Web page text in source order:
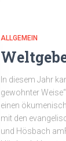
ALLGEMEIN
In diesem Jahr
gewohnter
einen
mit den
und Hösbach